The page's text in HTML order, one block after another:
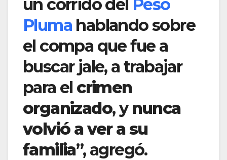
un corrido del Peso
Pluma hablando sobre
el compa que fue a
buscar jale, a trabajar
para el crimen
organizado, ynunca
volvió a ver a su
familia”, agregó.